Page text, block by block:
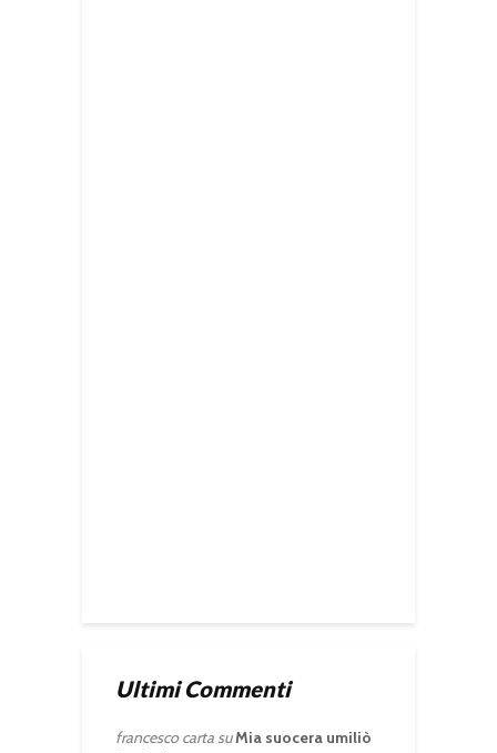
Ultimi Commenti
francesco cartasuMia suocera umiliò